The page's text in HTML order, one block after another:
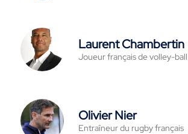
Laurent Chambertin
Joueur français de volley-ball
Olivier Nier
Entraîneur du rugby français